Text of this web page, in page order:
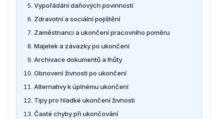
Vypořádání daňových povinností
Zdravotní a sociální pojištění
Zaměstnanci a ukončení pracovního poměru
Majetek a závazky po ukončení
Archivace dokumentů a lhůty
Obnovení živnosti po ukončení
Alternativy k úplnému ukončení
Tipy pro hladké ukončení živnosti
Časté chyby při ukončování